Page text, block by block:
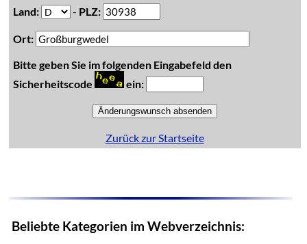
Land:
- PLZ:
Ort:
Bitte geben Sie im folgenden Eingabefeld den
Sicherheitscode
ein:
Zurück zur Startseite
Beliebte Kategorien im Webverzeichnis: